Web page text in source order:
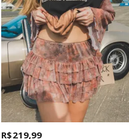
R$ 219,99